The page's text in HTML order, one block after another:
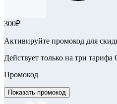
300₽
Активируйте промокод для
Действует только на три
Промокод
Показать промокод